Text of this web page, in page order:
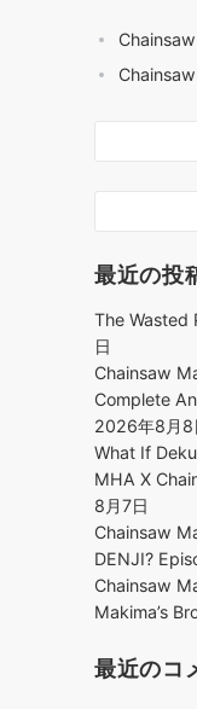
最近の投
The Wasted
日
Chainsaw
Complete
2026年8月8
What If
MHA X
8月7日
Chainsaw
DENJI?
Chainsaw
Makima’s
最近のコ